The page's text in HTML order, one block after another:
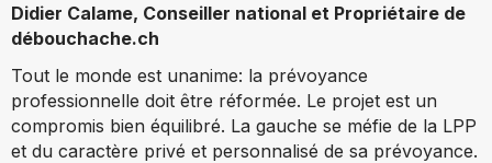
Didier Calame, Conseiller national et Propriétaire de
débouchache.ch
Tout le monde est unanime: la prévoyance
professionnelle doit être réformée. Le projet est un
compromis bien équilibré. La gauche se méfie de la LPP
et du caractère privé et personnalisé de sa prévoyance.